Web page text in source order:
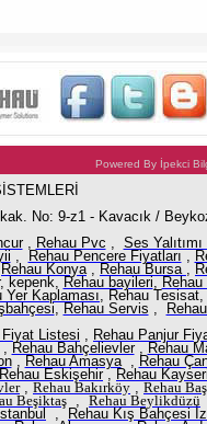
saklıdır Powered By İpekci
No: 9-z1 - Kavacık /
, Rehau Pvc , Ses
, Rehau Pencere Fiyatları ,
Rehau Konya, Rehau Bursa ,
, kepenk, Rehau bayileri,
Yer Kaplaması, Rehau Tesisat,
, Rehau Servis ,
Fiyat Listesi , Rehau Panjur
, Rehau Bahçelievler, Rehau
, Rehau Amasya, Rehau
Rehau Eskişehir, Rehau Kayseri
, Rehau Bakırköy , Rehau
Beşiktaş , Rehau Beylikdüzü
, Rehau Kış Bahçesi